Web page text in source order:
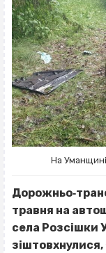
На Уманщині
травня на
села Розсішки